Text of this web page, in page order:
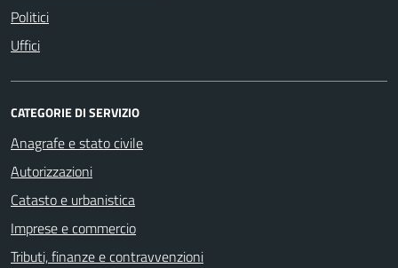
Politici
Uffici
CATEGORIE DI SERVIZIO
Anagrafe e stato civile
Autorizzazioni
Catasto e urbanistica
Imprese e commercio
Tributi, finanze e contravvenzioni